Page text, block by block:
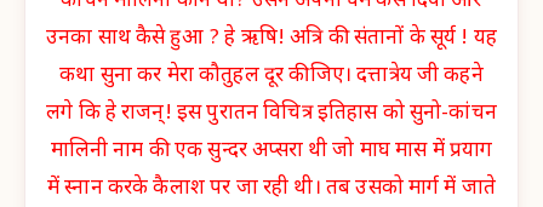
उनका साथ कैसे हुआ ? हे ऋषि! अत्रि की संतानों के सूर्य ! यह
कथा सुना कर मेरा कौतुहल दूर कीजिए। दत्तात्रेय जी कहने
लगे कि हे राजन्! इस पुरातन विचित्र इतिहास को सुनो-कांचन
मालिनी नाम की एक सुन्दर अप्सरा थी जो माघ मास में प्रयाग
में स्नान करके कैलाश पर जा रही थी। तब उसको मार्ग में जाते